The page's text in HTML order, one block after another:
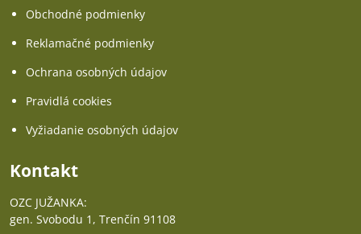
Obchodné podmienky
Reklamačné podmienky
Ochrana osobných údajov
Pravidlá cookies
Vyžiadanie osobných údajov
Kontakt
OZC JUŽANKA:
gen. Svobodu 1, Trenčín 91108